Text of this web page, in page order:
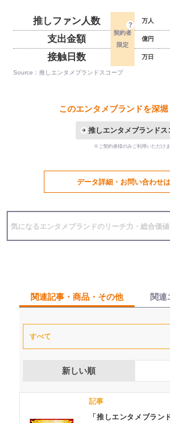
推しファン人数 万人
支出金額
億円
接触日数
万日
Source：推しエンタメブランドスコープ
このエンタメブランドを深
推しエンタメブランドス
※ご契約者様のみご利用いただけ
データ詳細・お問い合わせ
関連記事・商品・その他 関連
新しい順
記事
「推しエンタメブラ